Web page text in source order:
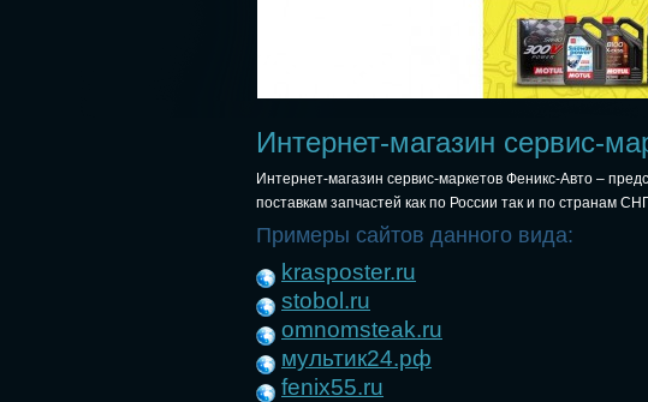
Интернет-магазин сервис-
Интернет-магазин сервис-маркетов Феникс-Авто –
поставкам запчастей как по России так и по странам
Примеры сайтов данного вида:
krasposter.ru
stobol.ru
omnomsteak.ru
мультик24.рф
fenix55.ru